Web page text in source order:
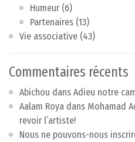
Humeur (6)
Partenaires (13)
Vie associative (43)
Commentaires récents
Abichou dans Adieu notre
Aalam Roya dans Mohamad
revoir l’artiste!
Nous ne pouvons-nous